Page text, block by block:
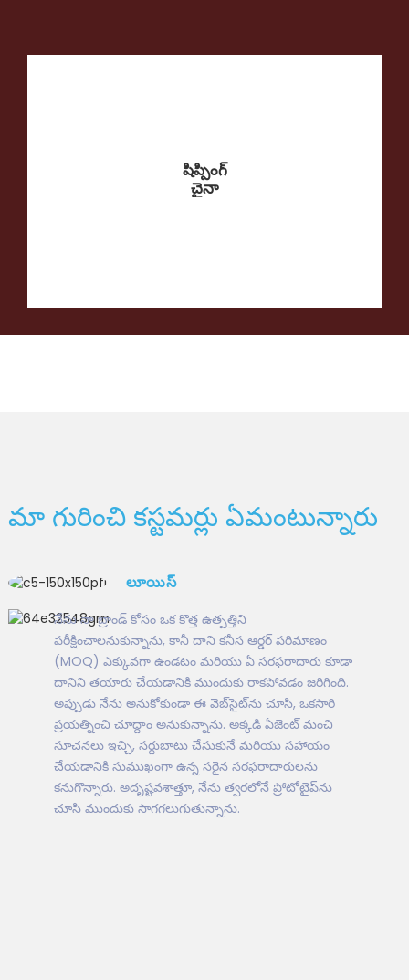
షిప్పింగ్
చైనా
మా గురించి కస్టమర్లు ఏమంటున్నారు
లూయిస్
నేను నా బ్రాండ్ కోసం ఒక కొత్త ఉత్పత్తిని
పరీక్షించాలనుకున్నాను, కానీ దాని కనీస ఆర్డర్ పరిమాణం
(MOQ) ఎక్కువగా ఉండటం మరియు ఏ సరఫరాదారు కూడా
దానిని తయారు చేయడానికి ముందుకు రాకపోవడం జరిగింది.
అప్పుడు నేను అనుకోకుండా ఈ వెబ్‌సైట్‌ను చూసి, ఒకసారి
ప్రయత్నించి చూద్దాం అనుకున్నాను. అక్కడి ఏజెంట్ మంచి
సూచనలు ఇచ్చి, సర్దుబాటు చేసుకునే మరియు సహాయం
చేయడానికి సుముఖంగా ఉన్న సరైన సరఫరాదారులను
కనుగొన్నారు. అదృష్టవశాత్తూ, నేను త్వరలోనే ప్రోటోటైప్‌ను
చూసి ముందుకు సాగగలుగుతున్నాను.